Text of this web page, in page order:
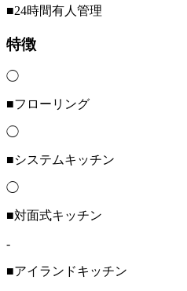
■24時間有人管理
特徴
◯
■フローリング
◯
■システムキッチン
◯
■対面式キッチン
-
■アイランドキッチン